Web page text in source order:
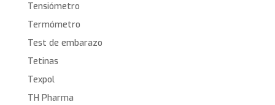
Tensiómetro
Termómetro
Test de embarazo
Tetinas
Texpol
TH Pharma